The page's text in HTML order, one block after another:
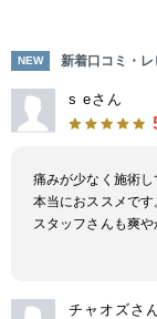
NEW 新着口コミ・レ
s eさん
痛みが少なく施術し
本当におススメです
スタッフさんも爽
チャオズさ